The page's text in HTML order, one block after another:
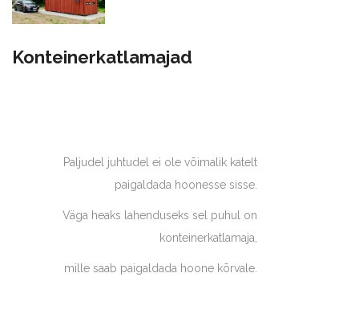
Konteinerkatlamajad
Paljudel juhtudel ei ole võimalik katelt
paigaldada hoonesse sisse.
Väga heaks lahenduseks sel puhul on
konteinerkatlamaja,
mille saab paigaldada hoone kõrvale.